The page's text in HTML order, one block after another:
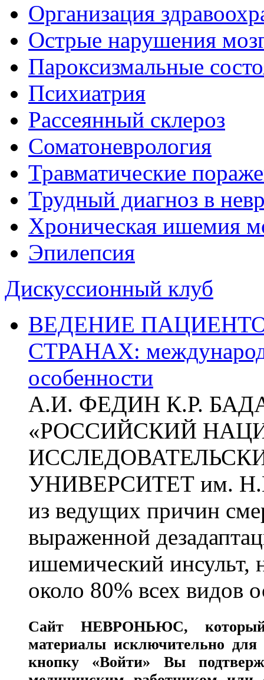
Организация
Острые нарушения
Пароксизмальные
Психиатрия
Рассеянный склероз
Соматоневрология
Травматические
Трудный диагноз в
Хроническая ишемия
Эпилепсия
Дискуссионный клуб
ВЕДЕНИЕ
СТРАНАХ:
особенности
А.И. ФЕДИН К.Р.
«РОССИЙСКИЙ
УНИВЕРСИТЕТ им.
из ведущих причин
выраженной
ишемический инсульт,
около 80% всех видов
СайтНЕВРОНЬЮС,
материалы исключительно для
кнопку «Войти» Вы